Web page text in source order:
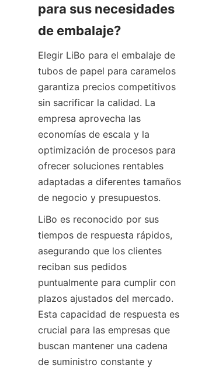
para sus necesidades
de embalaje?
Elegir LiBo para el embalaje de
tubos de papel para caramelos
garantiza precios competitivos
sin sacrificar la calidad. La
empresa aprovecha las
economías de escala y la
optimización de procesos para
ofrecer soluciones rentables
adaptadas a diferentes tamaños
de negocio y presupuestos.
LiBo es reconocido por sus
tiempos de respuesta rápidos,
asegurando que los clientes
reciban sus pedidos
puntualmente para cumplir con
plazos ajustados del mercado.
Esta capacidad de respuesta es
crucial para las empresas que
buscan mantener una cadena
de suministro constante y